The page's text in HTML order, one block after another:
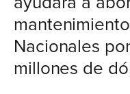
Nacionales
millones de